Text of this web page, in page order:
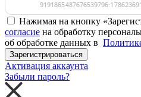
Нажимая на кнопку
согласие на обработку
об обработке данных в
Зарегистрироваться
Активация аккаунта
Забыли пароль?